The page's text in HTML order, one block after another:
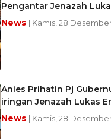
Pengantar Jenazah
News | Kamis, 28 Desember
Anies Prihatin Pj
iringan Jenazah Lukas
News | Kamis, 28